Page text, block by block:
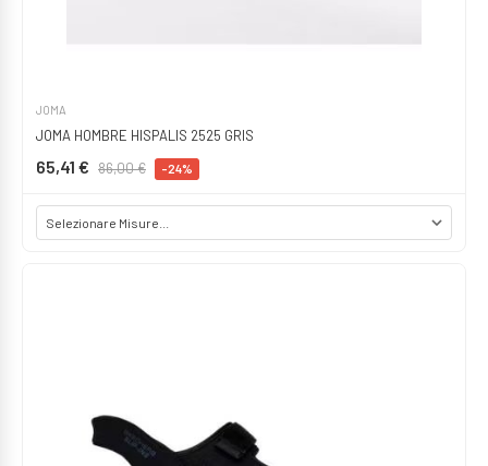
JOMA
JOMA HOMBRE HISPALIS 2525 GRIS
65,41 € 86,00 € -24%